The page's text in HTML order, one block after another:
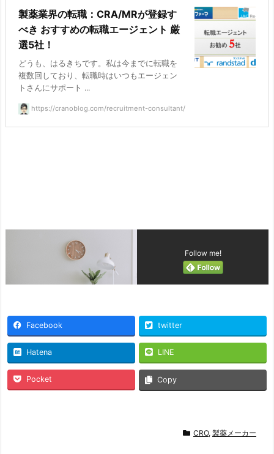
製薬業界の転職：CRA/MRが登録す
べき おすすめの転職エージェント 厳
選5社！
どうも、はるきちです。私は今までに転職を
複数回しており、転職時はいつもエージェン
トさんにサポート ...
https://cranoblog.com/recruitment-consultant/
Follow me!
Facebook twitter
Hatena LINE
Pocket Copy
CRO, 製薬メーカー